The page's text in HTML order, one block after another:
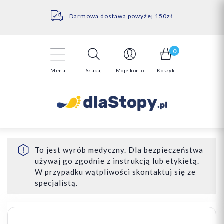
Darmowa dostawa powyżej 150zł
14 Dni na darmowy zwrot*
Menu Szukaj Moje konto
0
Koszyk
To jest wyrób medyczny. Dla bezpieczeństwa
używaj go zgodnie z instrukcją lub etykietą.
W przypadku wątpliwości skontaktuj się ze
specjalistą.